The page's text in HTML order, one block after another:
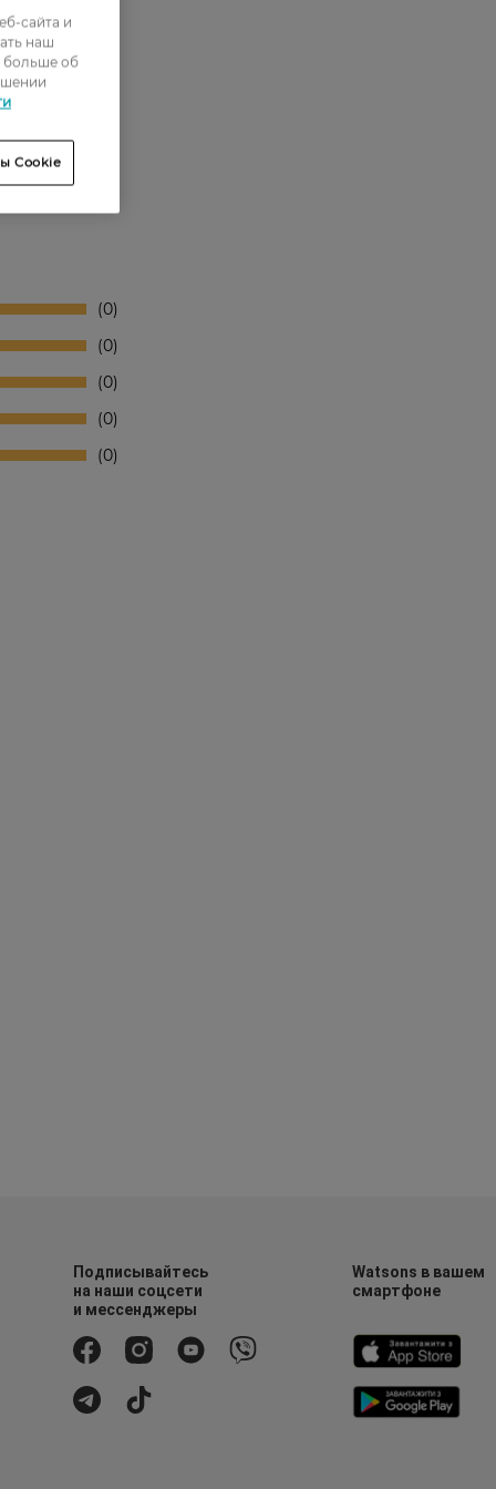
0
0
0
0
0
Подписывайтесь
на наши соцсети
и мессенджеры
Watsons в вашем
смартфоне
сайта и
наш
больше об
Cookie